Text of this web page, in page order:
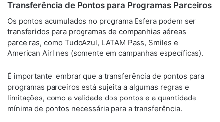
Transferência de Pontos para Programas Parceiros
Os pontos acumulados no programa Esfera podem ser
transferidos para programas de companhias aéreas
parceiras, como TudoAzul, LATAM Pass, Smiles e
American Airlines (somente em campanhas específicas).
É importante lembrar que a transferência de pontos para
programas parceiros está sujeita a algumas regras e
limitações, como a validade dos pontos e a quantidade
mínima de pontos necessária para a transferência.